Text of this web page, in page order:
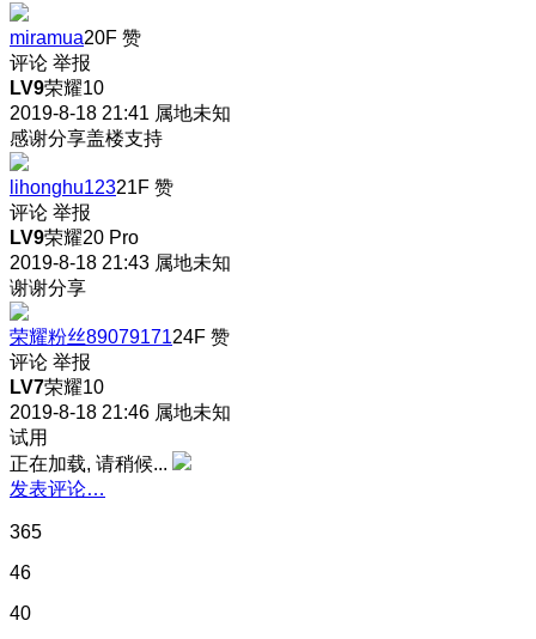
miramua20F 赞
评论 举报
LV9荣耀10
2019-8-18 21:41 属地未知
感谢分享盖楼支持
lihonghu12321F 赞
评论 举报
LV9荣耀20 Pro
2019-8-18 21:43 属地未知
谢谢分享
荣耀粉丝8907917124F 赞
评论 举报
LV7荣耀10
2019-8-18 21:46 属地未知
试用
正在加载, 请稍候...
发表评论…
365
46
40